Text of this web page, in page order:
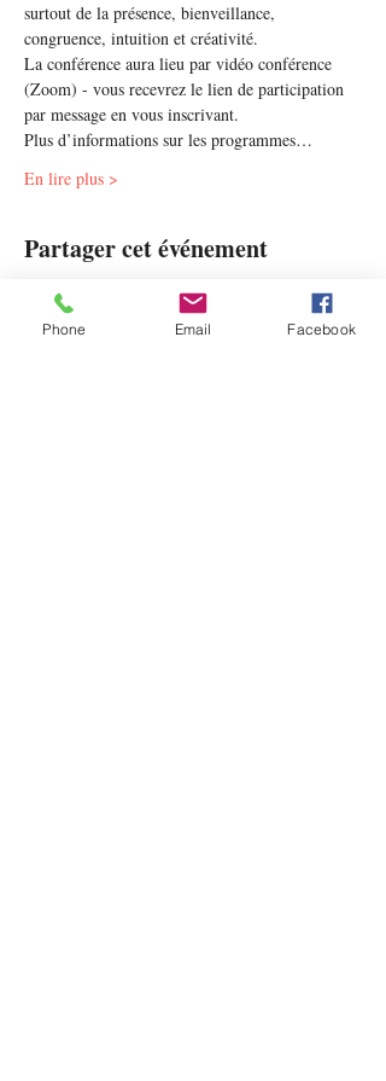
surtout de la présence, bienveillance,
congruence, intuition et créativité.
La conférence aura lieu par vidéo conférence
(Zoom) - vous recevrez le lien de participation
par message en vous inscrivant.
Plus d’informations sur les programmes…
En lire plus >
Partager cet événement
Phone Email Facebook